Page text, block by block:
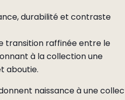
durabilité et contraste
transition raffinée entre le
à la collection une
aboutie.
naissance à une